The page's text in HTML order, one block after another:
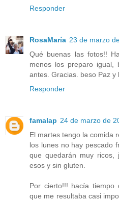
Responder
RosaMaría 23 de marzo
Qué buenas las fotos!!
menos los preparo igual,
antes. Gracias. beso Paz y
Responder
famalap 24 de marzo de
El martes tengo la comida
los lunes no hay pescado
que quedarán muy ricos,
esos y sin gluten.
Por cierto!!! hacía
que me resultaba casi